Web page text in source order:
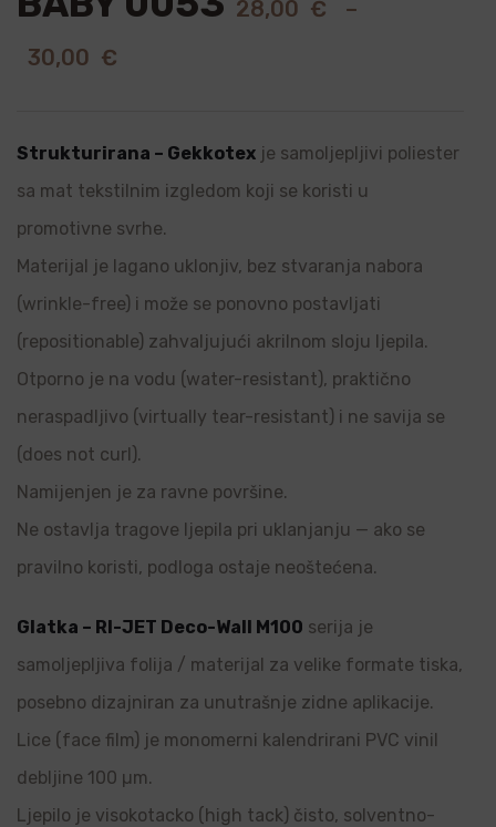
28,00 €
–
30,00 €
Strukturirana – Gekkotex je samoljepljivi poliester
sa mat tekstilnim izgledom koji se koristi u
promotivne svrhe.
Materijal je lagano uklonjiv, bez stvaranja nabora
(wrinkle-free) i može se ponovno postavljati
(repositionable) zahvaljujući akrilnom sloju ljepila.
Otporno je na vodu (water-resistant), praktično
neraspadljivo (virtually tear-resistant) i ne savija se
(does not curl).
Namijenjen je za ravne površine.
Ne ostavlja tragove ljepila pri uklanjanju — ako se
pravilno koristi, podloga ostaje neoštećena.
Glatka – RI-JET Deco-Wall M100 serija je
samoljepljiva folija / materijal za velike formate tiska,
posebno dizajniran za unutrašnje zidne aplikacije.
Lice (face film) je monomerni kalendrirani PVC vinil
debljine 100 µm.
Ljepilo je visokotacko (high tack) čisto, solventno-